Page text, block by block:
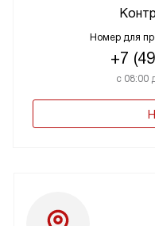
Номер для
+7
с 08:00